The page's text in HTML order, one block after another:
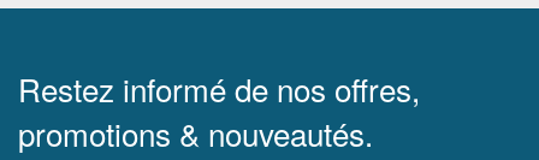
Restez informé de nos offres,
promotions & nouveautés.